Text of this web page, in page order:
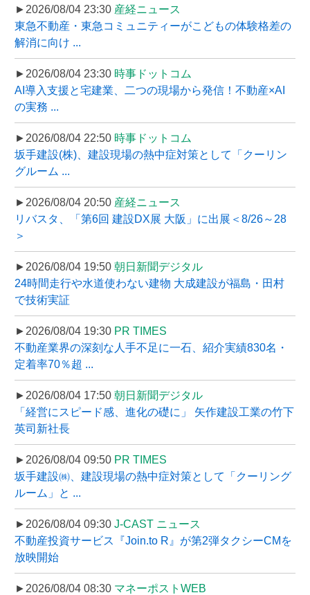
►2026/08/04 23:30 産経ニュース
東急不動産・東急コミュニティーがこどもの体験格差の
解消に向け ...
►2026/08/04 23:30 時事ドットコム
AI導入支援と宅建業、二つの現場から発信！不動産×AI
の実務 ...
►2026/08/04 22:50 時事ドットコム
坂手建設(株)、建設現場の熱中症対策として「クーリン
グルーム ...
►2026/08/04 20:50 産経ニュース
リバスタ、「第6回 建設DX展 大阪」に出展＜8/26～28
＞
►2026/08/04 19:50 朝日新聞デジタル
24時間走行や水道使わない建物 大成建設が福島・田村
で技術実証
►2026/08/04 19:30 PR TIMES
不動産業界の深刻な人手不足に一石、紹介実績830名・
定着率70％超 ...
►2026/08/04 17:50 朝日新聞デジタル
「経営にスピード感、進化の礎に」 矢作建設工業の竹下
英司新社長
►2026/08/04 09:50 PR TIMES
坂手建設㈱、建設現場の熱中症対策として「クーリング
ルーム」と ...
►2026/08/04 09:30 J-CAST ニュース
不動産投資サービス『Join.to R』が第2弾タクシーCMを
放映開始
►2026/08/04 08:30 マネーポストWEB